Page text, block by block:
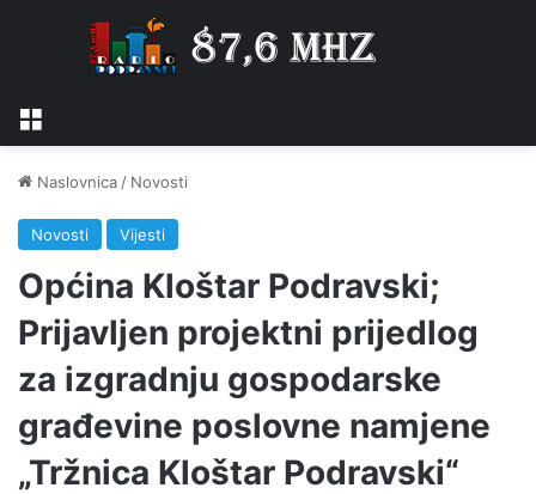
Izbornik
Naslovnica / Novosti
Novosti Vijesti
Općina Kloštar Podravski;
Prijavljen projektni prijedlog
za izgradnju gospodarske
građevine poslovne namjene
„Tržnica Kloštar Podravski“